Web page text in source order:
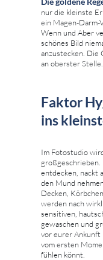
nur die kleinste
ein Magen-Darm-
Wenn und Aber
schönes Bild
anzustecken. Die
an oberster Stelle.
Faktor
ins
Im Fotostudio
großgeschrieben.
entdecken, nackt
den Mund
Decken,
werden nach
sensitiven,
gewaschen und
vor eurer Ankunft
vom ersten
fühlen könnt.